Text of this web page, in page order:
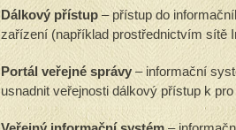
Dálkový přístup– přístup do
zařízení (například prostřednictvím sítě
Portál veřejné správy – informační
usnadnit veřejnosti dálkový přístup k